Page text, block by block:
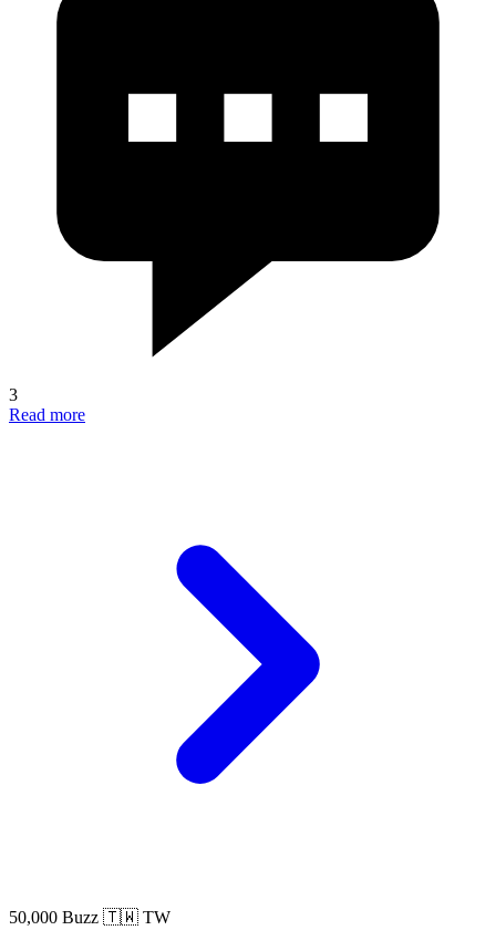
3
Read more
50,000 Buzz 🇹🇼 TW